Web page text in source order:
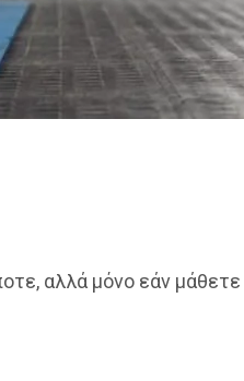
αλλά μόνο εάν μάθετε